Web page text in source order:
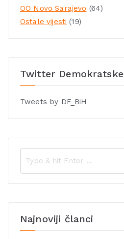
OO Novo Sarajevo (64)
Ostale vijesti (19)
Twitter
Tweets by DF_BiH
Najnoviji članci